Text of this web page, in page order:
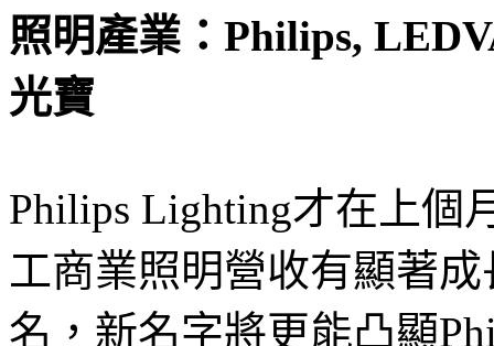
照明產業：Philips,
光寶
Philips Lighting才在上個
工商業照明營收有顯著
名，新名字將更能凸顯